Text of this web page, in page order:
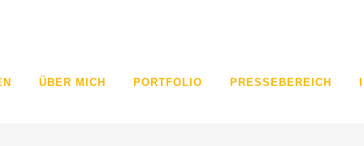
ÜBER MICH PORTFOLIO PRESSEBEREICH